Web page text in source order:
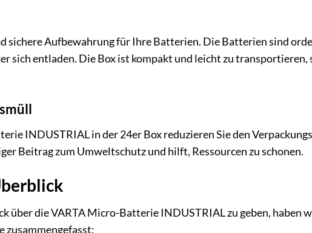
sichere Aufbewahrung für Ihre Batterien. Die Batterien sind
sich entladen. Die Box ist kompakt und leicht zu transportieren,
INDUSTRIAL in der 24er Box reduzieren Sie den
Beitrag zum Umweltschutz und hilft, Ressourcen zu schonen.
über die VARTA Micro-Batterie INDUSTRIAL zu geben, haben
zusammengefasst: